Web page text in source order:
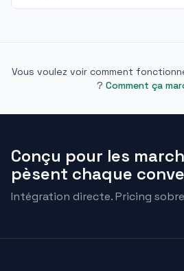
Vous voulez voir comment
? Comment ça
Conçu pour les
pèsent chaque
Intégration directe. Pricing